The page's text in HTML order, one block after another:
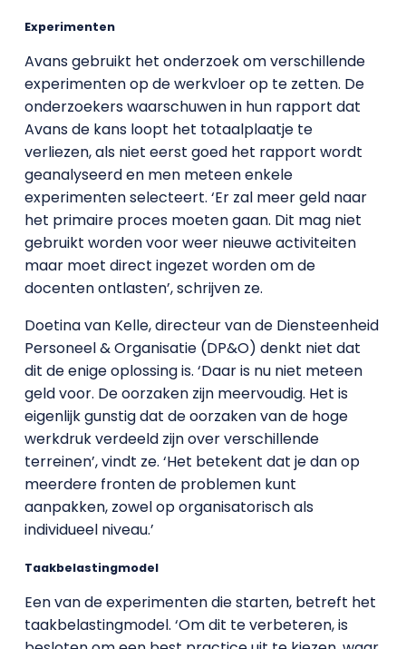
Experimenten
Avans gebruikt het onderzoek om verschillende
experimenten op de werkvloer op te zetten. De
onderzoekers waarschuwen in hun rapport dat
Avans de kans loopt het totaalplaatje te
verliezen, als niet eerst goed het rapport wordt
geanalyseerd en men meteen enkele
experimenten selecteert. ‘Er zal meer geld naar
het primaire proces moeten gaan. Dit mag niet
gebruikt worden voor weer nieuwe activiteiten
maar moet direct ingezet worden om de
docenten ontlasten’, schrijven ze.
Doetina van Kelle, directeur van de Diensteenheid
Personeel & Organisatie (DP&O) denkt niet dat
dit de enige oplossing is. ‘Daar is nu niet meteen
geld voor. De oorzaken zijn meervoudig. Het is
eigenlijk gunstig dat de oorzaken van de hoge
werkdruk verdeeld zijn over verschillende
terreinen’, vindt ze. ‘Het betekent dat je dan op
meerdere fronten de problemen kunt
aanpakken, zowel op organisatorisch als
individueel niveau.’
Taakbelastingmodel
Een van de experimenten die starten, betreft het
taakbelastingmodel. ‘Om dit te verbeteren, is